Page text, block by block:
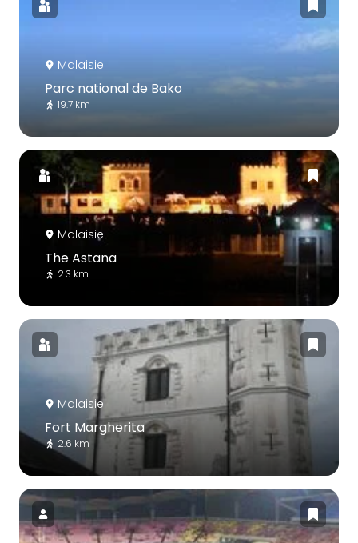
Malaisie
Parc national de Bako
19.7 km
Malaisie
The Astana
2.3 km
Malaisie
Fort Margherita
2.6 km